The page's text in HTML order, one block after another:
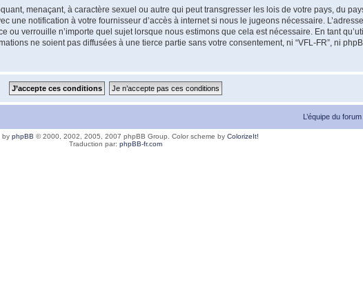
menaçant, à caractère sexuel ou autre qui peut transgresser les lois de votre pays, du
notification à votre fournisseur d’accès à internet si nous le jugeons nécessaire.
ou verrouille n’importe quel sujet lorsque nous estimons que cela est nécessaire. En tant
ne soient pas diffusées à une tierce partie sans votre consentement, ni “VFL-FR”, ni
L’équipe du forum
by phpBB © 2000, 2002, 2005, 2007 phpBB Group. Color scheme by ColorizeIt!
Traduction par: phpBB-fr.com